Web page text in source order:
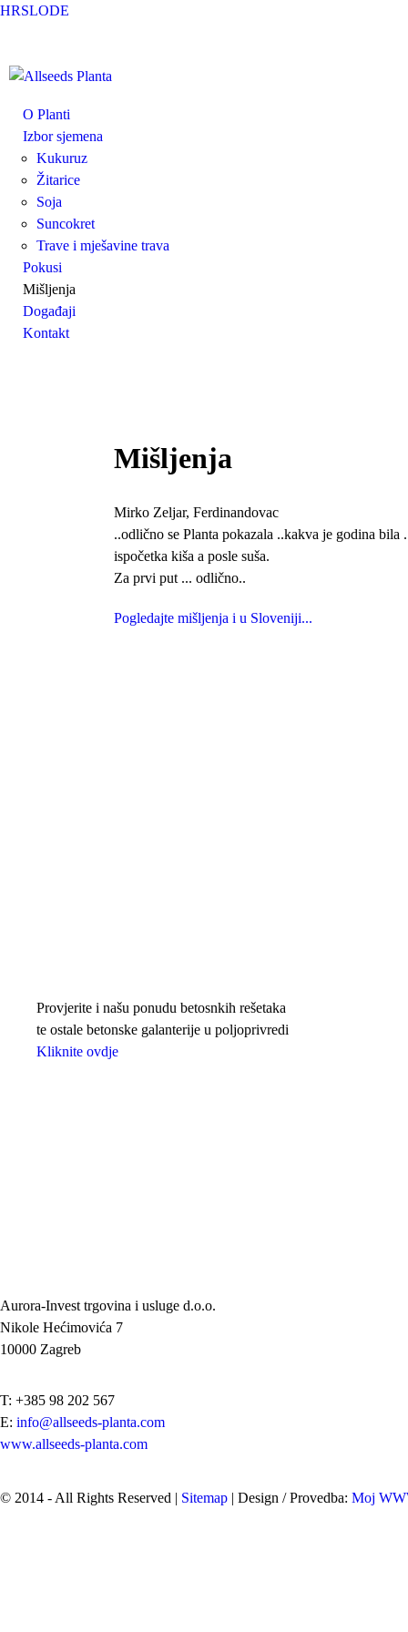
Skip to main content
HRSLODE
Allseeds
Planta
O Planti
Izbor sjemena
Kukuruz
Žitarice
Soja
Suncokret
Trave i mješavine trava
Pokusi
Mišljenja
Događaji
Kontakt
Mišljenja
Mirko Zeljar, Ferdinandovac
..odlično se Planta pokazala ..kakva je godina bila
ispočetka kiša a posle suša.
Za prvi put ... odlično..
Pogledajte mišljenja i u Sloveniji...
Provjerite i našu ponudu betosnkih rešetaka
te ostale betonske galanterije u poljoprivredi
Kliknite ovdje
Aurora-Invest trgovina i usluge d.o.o.
Nikole Hećimovića 7
10000 Zagreb
T: +385 98 202 567
E: info@allseeds-planta.com
www.allseeds-planta.com
© 2014 - All Rights Reserved | Sitemap | Design / Provedba: Moj